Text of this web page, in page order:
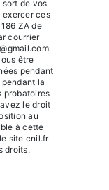
sort de vos
exercer ces
ZA de
courrier
être
pendant
la
probatoires
le droit
au
à cette
site cnil.fr
droits.